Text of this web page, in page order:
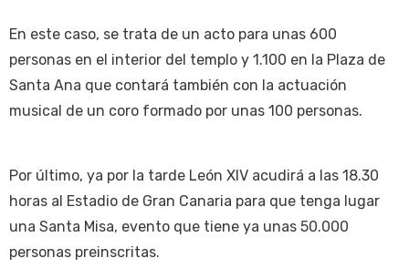
En este caso, se trata de un acto para unas 600
personas en el interior del templo y 1.100 en la Plaza de
Santa Ana que contará también con la actuación
musical de un coro formado por unas 100 personas.
Por último, ya por la tarde León XIV acudirá a las 18.30
horas al Estadio de Gran Canaria para que tenga lugar
una Santa Misa, evento que tiene ya unas 50.000
personas preinscritas.